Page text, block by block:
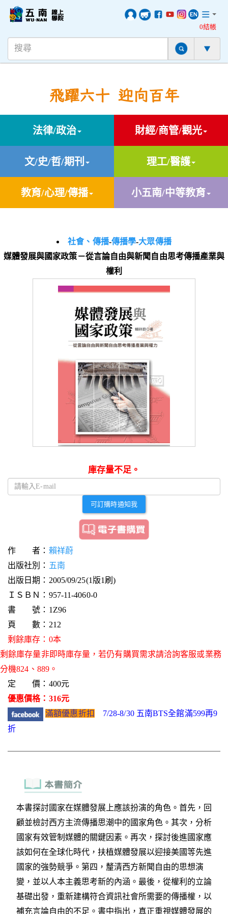
0結帳
飛躍六十 迎向百年
法律/政治 財經/商管/觀光
文/史/哲/期刊 理工/醫護
教育/心理/傳播 小五南/中等教育
社會、傳播-傳播學-大眾傳播
媒體發展與國家政策－從言論自由與新聞自由思考傳播產業與
權利
庫存量不足。
可訂購時通知我
作 者： 賴祥蔚
出版社別： 五南
出版日期：2005/09/25(1版1刷)
ＩＳＢＮ：957-11-4060-0
書 號：1Z96
頁 數：212
剩餘庫存：0本
剩餘庫存量非即時庫存量，若仍有購買需求請洽詢客服或業務
分機824、889。
定 價：400元
優惠價格：316元
滿額優惠折扣
7/28-8/30 五南BTS全館滿599再9
折